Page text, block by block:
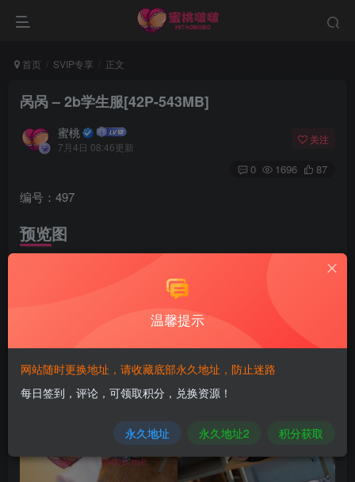
首页 SVIP专享 正文
呙呙 – 2b学生服[42P-543MB]
蜜桃
7月4日 08:46更新
关注
0 1696 87
编号：497
预览图
温馨提示
网站随时更换地址，请收藏底部永久地址，防止迷路
每日签到，评论，可领取积分，兑换资源！
永久地址 永久地址2 积分获取